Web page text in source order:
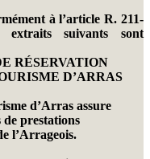
à l’article R. 211-
suivants sont
RÉSERVATION
D’ARRAS
d’Arras assure
de prestations
l’Arrageois.